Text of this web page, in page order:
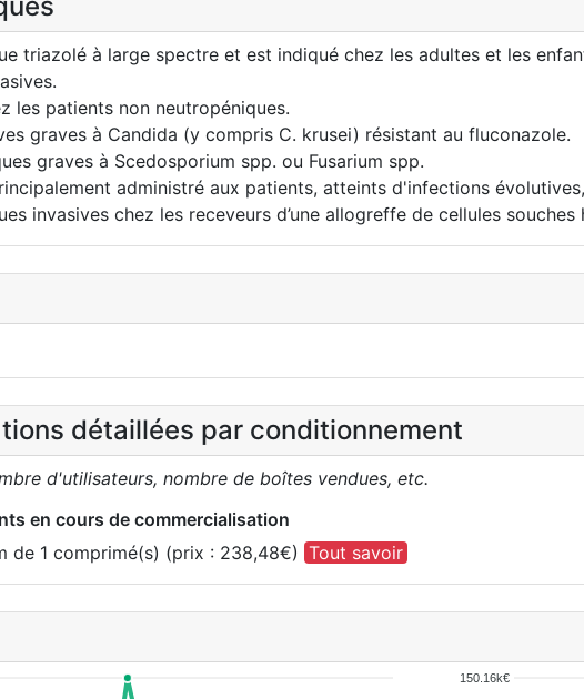
triazolé à large spectre et est indiqué chez les adultes et les
les patients non neutropéniques.
graves à Candida (y compris C. krusei) résistant au fluconazole.
graves à Scedosporium spp. ou Fusarium spp.
administré aux patients, atteints d'infections
invasives chez les receveurs d’une allogreffe de cellules
détaillées par conditionnement
d'utilisateurs, nombre de boîtes vendues, etc.
en cours de commercialisation
de 1 comprimé(s) (prix : 238,48€) Tout savoir
150.16k€